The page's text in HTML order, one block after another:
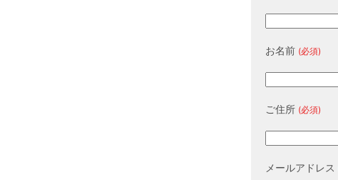
お名前 (必須)
ご住所 (必須)
メールアドレス